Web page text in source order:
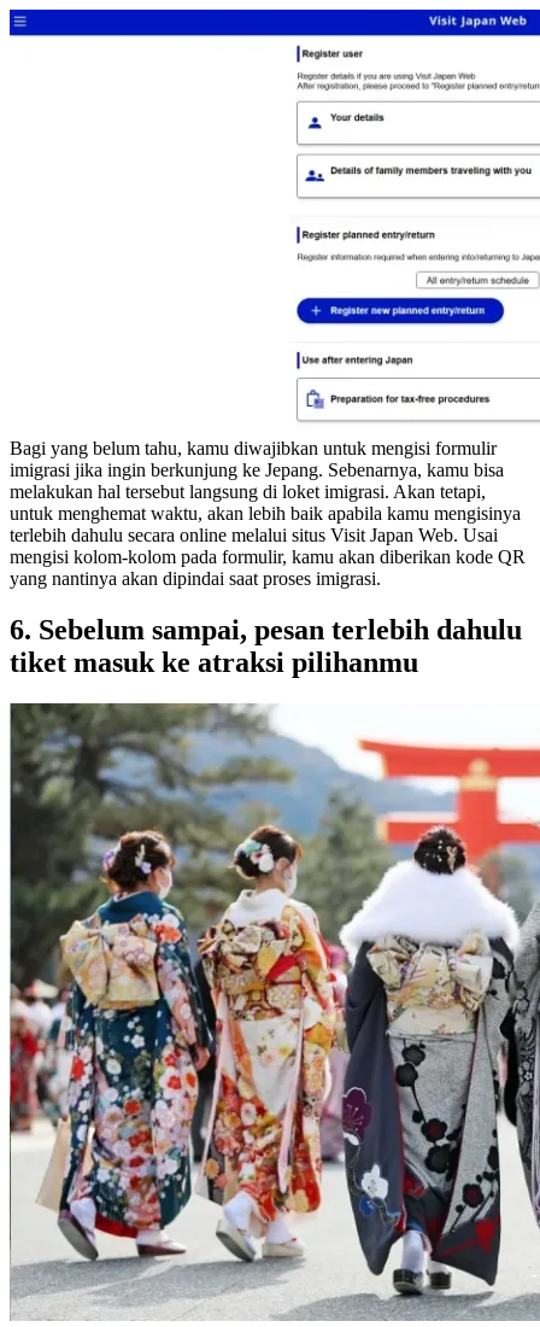
Bagi yang belum tahu, kamu diwajibkan untuk mengisi formulir
imigrasi jika ingin berkunjung ke Jepang. Sebenarnya, kamu bisa
melakukan hal tersebut langsung di loket imigrasi. Akan tetapi,
untuk menghemat waktu, akan lebih baik apabila kamu mengisinya
terlebih dahulu secara online melalui situs Visit Japan Web. Usai
mengisi kolom-kolom pada formulir, kamu akan diberikan kode QR
yang nantinya akan dipindai saat proses imigrasi.
6. Sebelum sampai, pesan terlebih dahulu
tiket masuk ke atraksi pilihanmu